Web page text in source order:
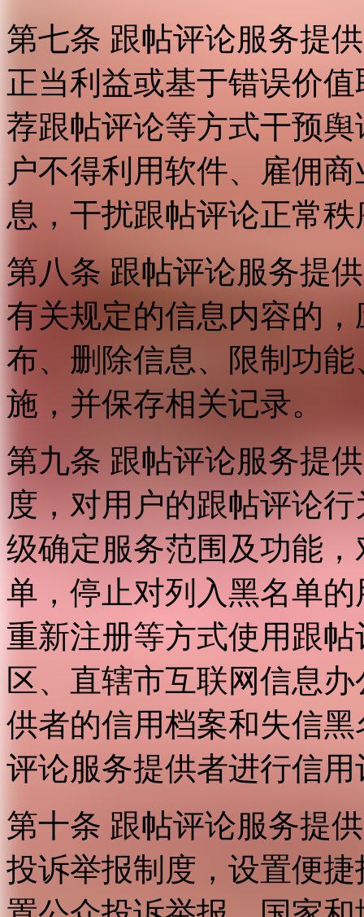
第七条 跟帖评论服务提
正当利益或基于错误价
荐跟帖评论等方式干预
户不得利用软件、雇佣
息，干扰跟帖评论正常
第八条 跟帖评论服务提
有关规定的信息内容的
布、删除信息、限制功
施，并保存相关记录。
第九条 跟帖评论服务提
度，对用户的跟帖评论
级确定服务范围及功能
单，停止对列入黑名单
重新注册等方式使用跟
区、直辖市互联网信息
供者的信用档案和失信
评论服务提供者进行信用
第十条 跟帖评论服务提
投诉举报制度，设置便